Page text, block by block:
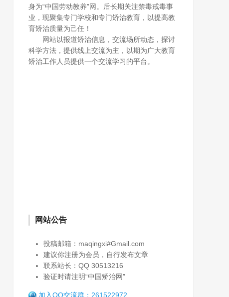
身为“中国劳动教养”网。后长期关注禁毒戒毒事
业，现聚集专门学校和专门矫治教育，以提高教
育矫治质量为己任！
网站以报道矫治信息，交流场所动态，探讨
科学方法，提供线上交流为主，以期为广大教育
矫治工作人员提供一个交流学习的平台。
网站公告
投稿邮箱：maqingxi#Gmail.com
建议你注册为会员，自行发布文章
联系站长：QQ 30513216
验证时请注明“中国矫治网”
加入QQ交流群：261522972